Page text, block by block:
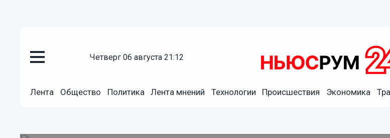
четверг 06 августа 21:12
Лента Общество Политика Лента мнений Технологии Происшествия Экономика
Нижегородские Анатолии и Полины бесплатно посетят